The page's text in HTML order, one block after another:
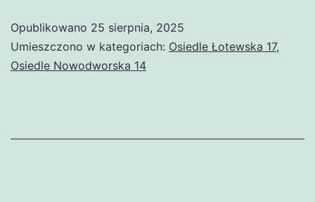
za gaz
Opublikowano 25 sierpnia, 2025
Umieszczono w kategoriach: Osiedle Łotewska 17,
Osiedle Nowodworska 14